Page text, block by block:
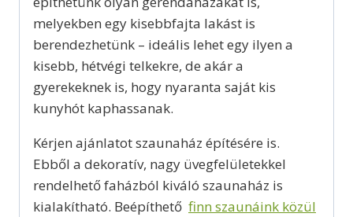
melyekben egy kisebbfajta lakást is
berendezhetünk – ideális lehet egy ilyen a
kisebb, hétvégi telkekre, de akár a
gyerekeknek is, hogy nyaranta saját kis
kunyhót kaphassanak.
Kérjen ajánlatot szaunaház építésére is.
Ebből a dekoratív, nagy üvegfelületekkel
rendelhető faházból kiváló szaunaház is
kialakítható. Beépíthető finn szaunáink közül